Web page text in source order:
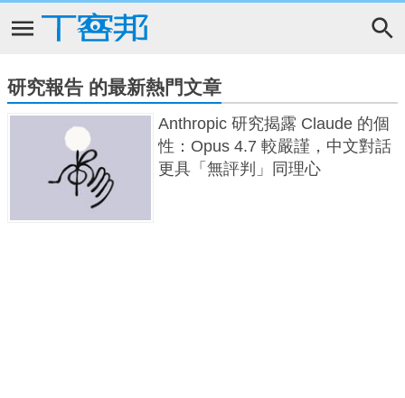
研究報告 的最新熱門文章
Anthropic 研究揭露 Claude 的個
性：Opus 4.7 較嚴謹，中文對話
更具「無評判」同理心